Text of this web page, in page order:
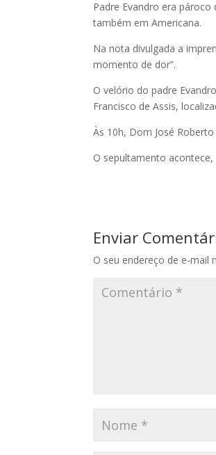
Padre Evandro era
também em Americana.
Na nota divulgada a
momento de dor”.
O velório do padre
Francisco de Assis,
Às 10h, Dom José
O sepultamento
Enviar
O seu endereço de e-mail